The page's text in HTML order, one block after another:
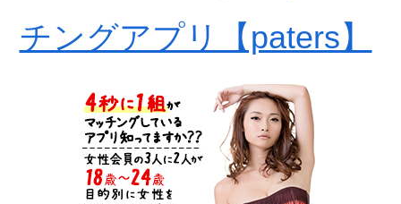
チングアプリ【paters】